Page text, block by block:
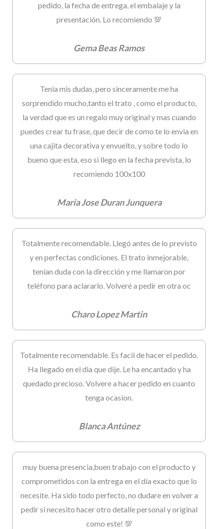
pedido, la fecha de entrega, el embalaje y la
presentación. Lo recomiendo 💯
Gema Beas Ramos
Tenia mis dudas, pero sinceramente me ha
sorprendido mucho,tanto el trato , como el producto,
la verdad que es un regalo muy original y mas cuando
puedes crear tu frase, que decir de como te lo envia en
una cajita decorativa y envuelto, y sobre todo lo
bueno que esta, eso si llego en la fecha prevista, lo
recomiendo 100x100
Maria Jose Duran Junquera
Totalmente recomendable. Llegó antes de lo previsto
y en perfectas condiciones. El trato inmejorable,
tenían duda con la dirección y me llamaron por
teléfono para aclararlo. Volveré a pedir en otra oc
Charo Lopez Martin
Totalmente recomendable. Es facil de hacer el pedido.
Ha llegado en el dia que dije. Le ha encantado y ha
quedado precioso. Volvere a hacer pedido en cuanto
tenga ocasion.
Blanca Antúnez
muy buena presencia,buen trabajo con el producto y
comprometidos con la entrega en el día exacto que lo
necesite. Ha sido todo perfecto, no dudare en volver a
pedir si necesito hacer otro detalle personal y original
como este! 💯